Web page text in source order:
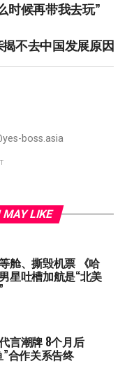
时候再带我去玩”
不去中国发展原因
boss.asia
MAY LIKE
舱、撕毁机票 《哈
星吐槽加航是“北美
言潮牌 8个月后
”合作关系告终